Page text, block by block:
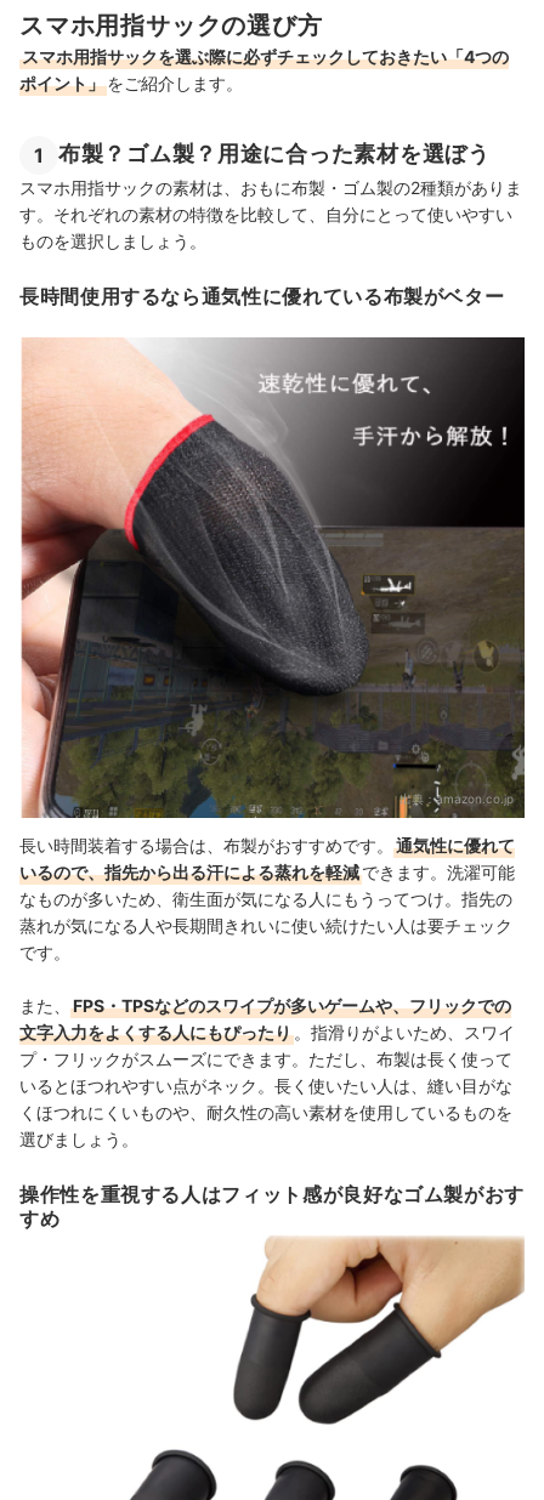
スマホ用指サックの選び方
スマホ用指サックを選ぶ際に必ずチェックしておきたい「4つの
ポイント」をご紹介します。
1 布製？ゴム製？用途に合った素材を選ぼう
スマホ用指サックの素材は、おもに布製・ゴム製の2種類がありま
す。それぞれの素材の特徴を比較して、自分にとって使いやすい
ものを選択しましょう。
長時間使用するなら通気性に優れている布製がベター
出典：amazon.co.jp
長い時間装着する場合は、布製がおすすめです。
通気性に優れて
いるので、指先から出る汗による蒸れを軽減できます。洗濯可能
なものが多いため、 衛生面が気になる人にもうってつけ。 指先の
蒸れが気になる人や長期間きれいに使い続けたい人は要チェック
です。
また、
FPS・TPSなどのスワイプが多いゲームや、フリックでの
文字入力をよくする人にもぴったり 。指滑りがよいため、スワイ
プ・フリックがスムーズにできます。ただし、 布製は長く使って
いるとほつれやすい点がネック。長く使いたい人は、 縫い目がな
くほつれにくいものや、耐久性の高い素材を使用しているものを
選びましょう。
操作性を重視する人はフィット感が良好なゴム製がおす
すめ